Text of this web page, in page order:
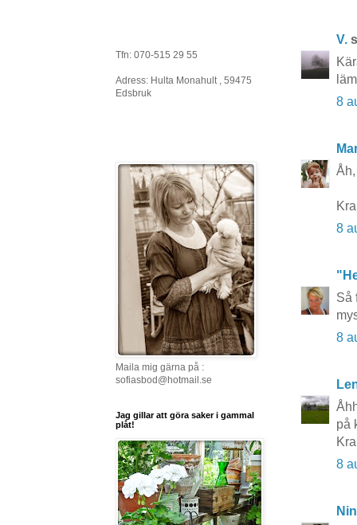
V.
8
8
Så
8
på
8
Tfn: 070-515 29 55
Adress: Hulta Monahult , 59475
Edsbruk
Maila mig gärna på :
sofiasbod@hotmail.se
Jag gillar att göra saker i gammal
plåt!